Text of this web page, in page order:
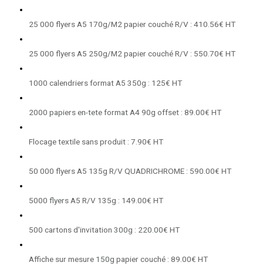
25 000 flyers A5 170g/M2 papier couché R/V : 410.56€ HT
25 000 flyers A5 250g/M2 papier couché R/V : 550.70€ HT
1000 calendriers format A5 350g : 125€ HT
2000 papiers en-tete format A4 90g offset : 89.00€ HT
Flocage textile sans produit : 7.90€ HT
50 000 flyers A5 135g R/V QUADRICHROME : 590.00€ HT
5000 flyers A5 R/V 135g : 149.00€ HT
500 cartons d'invitation 300g : 220.00€ HT
Affiche sur mesure 150g papier couché : 89.00€ HT